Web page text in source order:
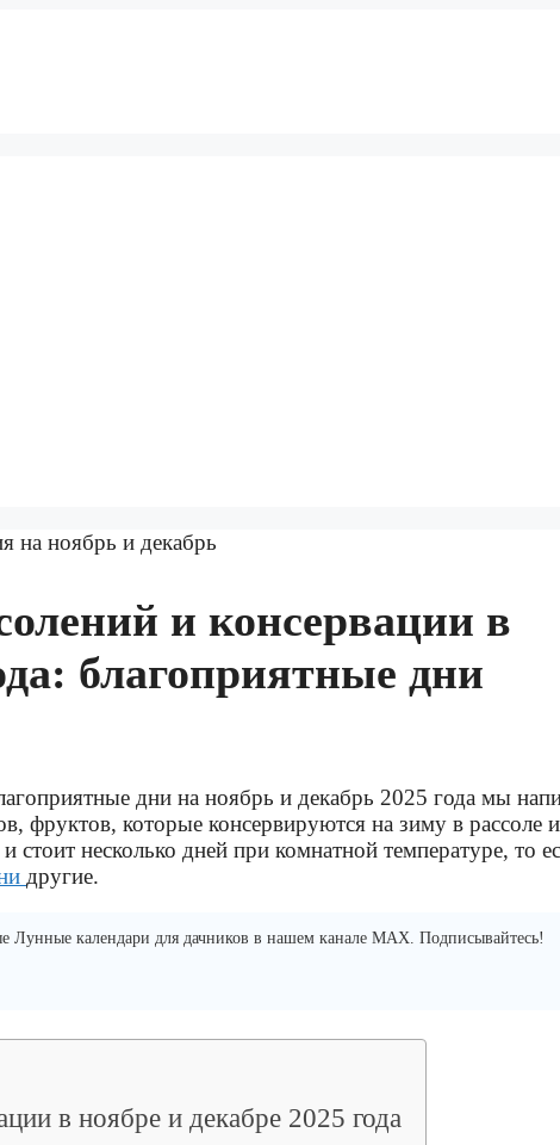
и консервации в
благоприятные дни
дни на ноябрь и декабрь 2025 года мы
фруктов, которые консервируются на зиму в рассоле
стоит несколько дней при комнатной температуре, то
другие.
Лунные календари для дачников в нашем канале MAX. Подписывайтесь!
в ноябре и декабре 2025 года